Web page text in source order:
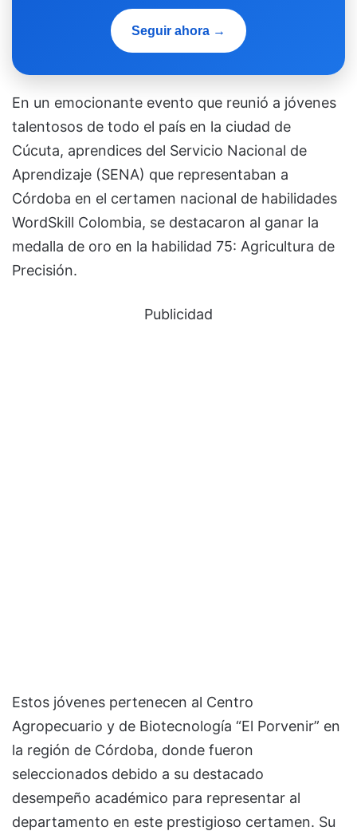
Seguir ahora →
En un emocionante evento que reunió a jóvenes
talentosos de todo el país en la ciudad de
Cúcuta, aprendices del Servicio Nacional de
Aprendizaje (SENA) que representaban a
Córdoba en el certamen nacional de habilidades
WordSkill Colombia, se destacaron al ganar la
medalla de oro en la habilidad 75: Agricultura de
Precisión.
Publicidad
Estos jóvenes pertenecen al Centro
Agropecuario y de Biotecnología “El Porvenir” en
la región de Córdoba, donde fueron
seleccionados debido a su destacado
desempeño académico para representar al
departamento en este prestigioso certamen. Su